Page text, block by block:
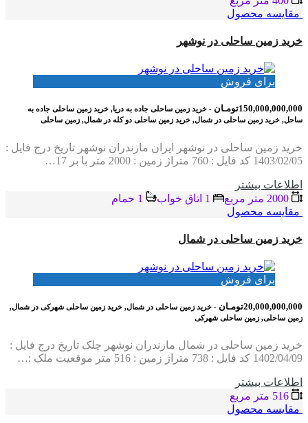
مقایسه محصول
خرید زمین ساحلی در نوشهر
برای فروش
150,000,000,000تومـان
- خرید زمین ساحلی جاده به دریا, خرید زمین ساحلی جاده به
ساحل, خرید زمین ساحلی در شمال, خرید زمین ساحلی دو کله در شمال, زمین ساحلی
خرید زمین ساحلی در نوشهر ایران مازندران نوشهر تاریخ درج فایل :
1403/02/05 کد فایل : 760 متراژ زمین : 2000 متر با بر 17…
اطلاعات بيشتر
مقایسه محصول
خرید زمین ساحلی در شمال
برای فروش
20,000,000,000تومـان
- خرید زمین ساحلی در شمال, خرید زمین ساحلی شهرکی در شمال,
زمین ساحلی, زمین ساحلی شهرکی
خرید زمین ساحلی در شمال مازندران نوشهر چلک تاریخ درج فایل :
1402/04/09 کد فایل : 738 متراژ زمین : 516 متر موقعیت ملک :…
اطلاعات بيشتر
مقایسه محصول